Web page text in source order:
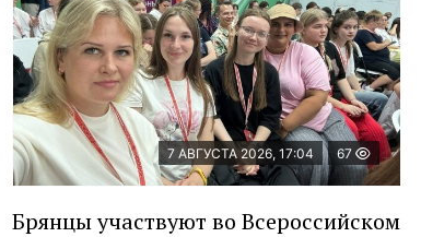
7 АВГУСТА 2026, 17:04 67
Брянцы участвуют во Всероссийском